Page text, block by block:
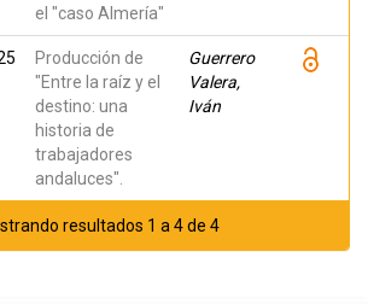
el "caso Almería"
Producción de
"Entre la raíz y el
destino: una
historia de
trabajadores
andaluces".
Guerrero
Valera,
Iván
resultados 1 a 4 de 4